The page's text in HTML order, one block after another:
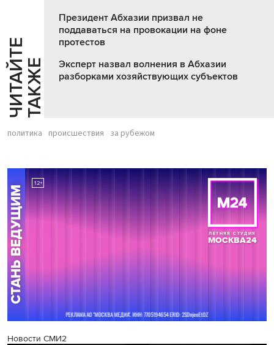
Ч
И
Т
АЙ
Т
Е
Т
А
К
ЖЕ
Президент Абхазии призвал не
поддаваться на провокации на фоне
протестов
Эксперт назвал волнения в Абхазии
разборками хозяйствующих субъектов
политика происшествия за рубежом
Новости СМИ2